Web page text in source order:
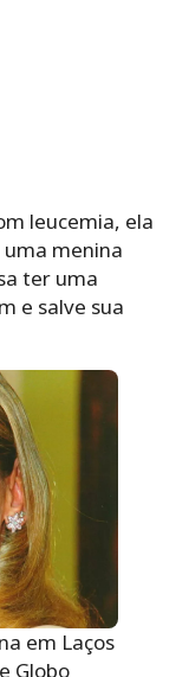
leucemia, ela
menina
ter uma
e salve sua
em Laços
Globo